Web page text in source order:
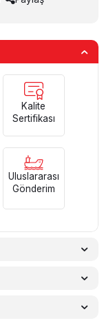
Kalite
Sertifikası
Uluslararası
Gönderim